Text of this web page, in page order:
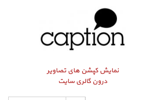
نمایش کپشن‌ های تصاویر
درون گالری سایت